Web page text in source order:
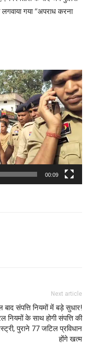
गया “अपराध करना
00:09
Next article
बाद संपत्ति नियमों में बड़े सुधार!
नियमों के साथ होगी संपत्ति की
पुराने 77 जटिल प्रविधान
होंगे खत्म